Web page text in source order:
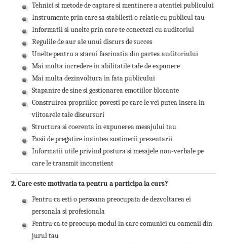
Tehnici si metode de captare si mentinere a atentiei publicului
Instrumente prin care sa stabilesti o relatie cu publicul tau
Informatii si unelte prin care te conectezi cu auditoriul
Regulile de aur ale unui discurs de succes
Unelte pentru a starni fascinatia din partea auditoriului
Mai multa incredere in abilitatile tale de expunere
Mai multa dezinvoltura in fata publicului
Stapanire de sine si gestionarea emotiilor blocante
Construirea propriilor povesti pe care le vei putea insera in
viitoarele tale discursuri
Structura si coerenta in expunerea mesajului tau
Pasii de pregatire inaintea sustinerii prezentarii
Informatii utile privind postura si mesajele non-verbale pe
care le transmit inconstient
2. Care este motivatia ta pentru a participa la curs?
Pentru ca esti o persoana preocupata de dezvoltarea ei
personala si profesionala
Pentru ca te preocupa modul in care comunici cu oamenii din
jurul tau